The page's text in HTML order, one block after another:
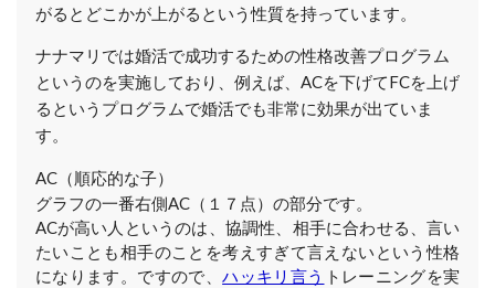
がるとどこかが上がるという性質を持っています。
ナナマリでは婚活で成功するための性格改善プログラム
というのを実施しており、例えば、ACを下げてFCを上げ
るというプログラムで婚活でも非常に効果が出ていま
す。
AC（順応的な子）
グラフの一番右側AC（１７点）の部分です。
ACが高い人というのは、協調性、相手に合わせる、言い
たいことも相手のことを考えすぎて言えないという性格
になります。ですので、ハッキリ言う トレーニングを実